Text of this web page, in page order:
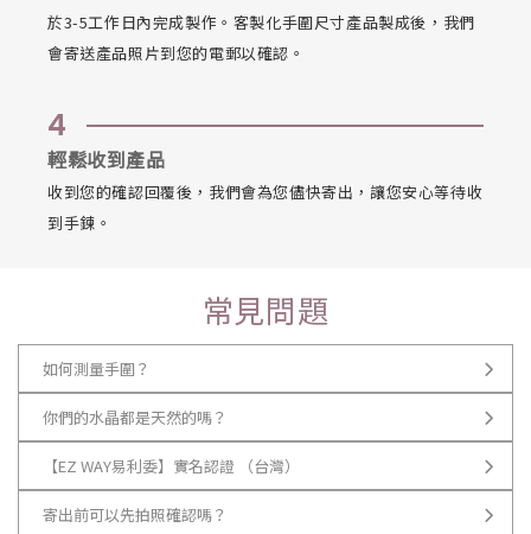
於3-5工作日內完成製作。客製化手圍尺寸產品製成後，我們
會寄送產品照片到您的電郵以確認。
4
輕鬆收到產品
收到您的確認回覆後，我們會為您儘快寄出，讓您安心等待收
到手鍊。
常見問題
如何測量手圍？
你們的水晶都是天然的嗎？
【EZ WAY易利委】實名認證 （台灣）
寄出前可以先拍照確認嗎？